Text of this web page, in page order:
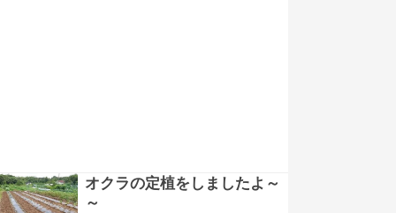
オクラの定植をしましたよ～
～